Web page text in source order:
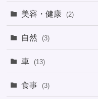
(1) (6)
(4)
美容・健康 (2)
(1)
自然 (3)
車 (13)
食事 (3)